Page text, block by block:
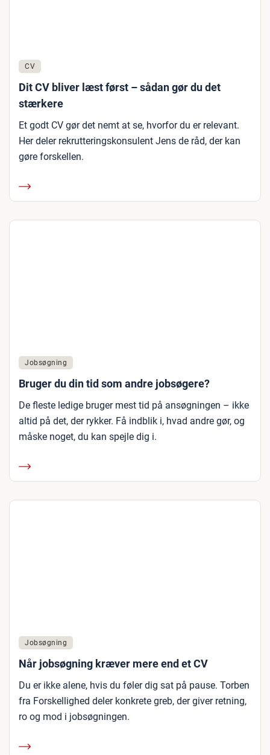
CV
Dit CV bliver læst først – sådan gør du det
stærkere
Et godt CV gør det nemt at se, hvorfor du er relevant.
Her deler rekrutteringskonsulent Jens de råd, der kan
gøre forskellen.
Jobsøgning
Bruger du din tid som andre jobsøgere?
De fleste ledige bruger mest tid på ansøgningen – ikke
altid på det, der rykker. Få indblik i, hvad andre gør, og
måske noget, du kan spejle dig i.
Jobsøgning
Når jobsøgning kræver mere end et CV
Du er ikke alene, hvis du føler dig sat på pause. Torben
fra Forskellighed deler konkrete greb, der giver retning,
ro og mod i jobsøgningen.